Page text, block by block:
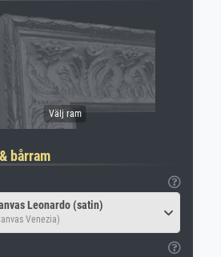
bårram
Leonardo (satin)
Venezia)